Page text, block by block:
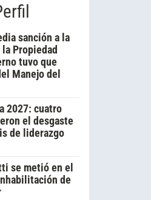
sanción a la
Propiedad
tuvo que
Manejo del
2027: cuatro
el desgaste
de liderazgo
se metió en el
de